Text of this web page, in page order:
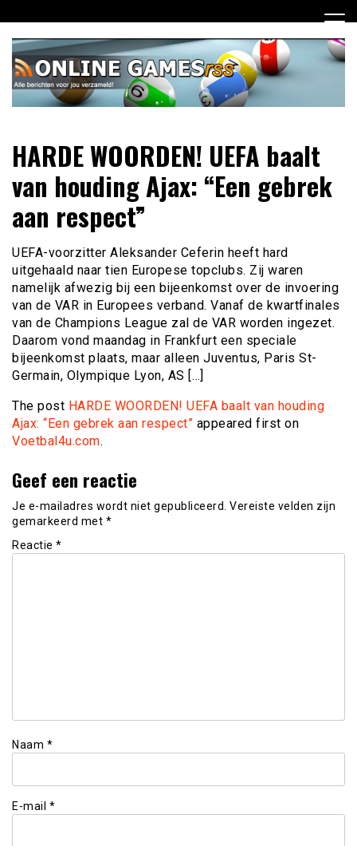
naar
inhoud
Online Games RSS
verzameld
HARDE WOORDEN! UEFA baalt
van houding Ajax: “Een gebrek
aan respect”
UEFA-voorzitter Aleksander Ceferin heeft hard
uitgehaald naar tien Europese topclubs. Zij waren
namelijk afwezig bij een bijeenkomst over de invoering
van de VAR in Europees verband. Vanaf de kwartfinales
van de Champions League zal de VAR worden ingezet.
Daarom vond maandag in Frankfurt een speciale
bijeenkomst plaats, maar alleen Juventus, Paris St-
Germain, Olympique Lyon, AS […]
The post HARDE WOORDEN! UEFA baalt van houding
Ajax: “Een gebrek aan respect” appeared first on
Voetbal4u.com.
Geef een reactie
Je e-mailadres wordt niet gepubliceerd. Vereiste velden zijn
gemarkeerd met *
Reactie *
Naam *
E-mail *